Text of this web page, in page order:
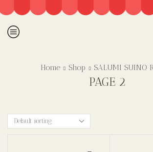
Home Shop SALUMI SUINO
PAGE 2